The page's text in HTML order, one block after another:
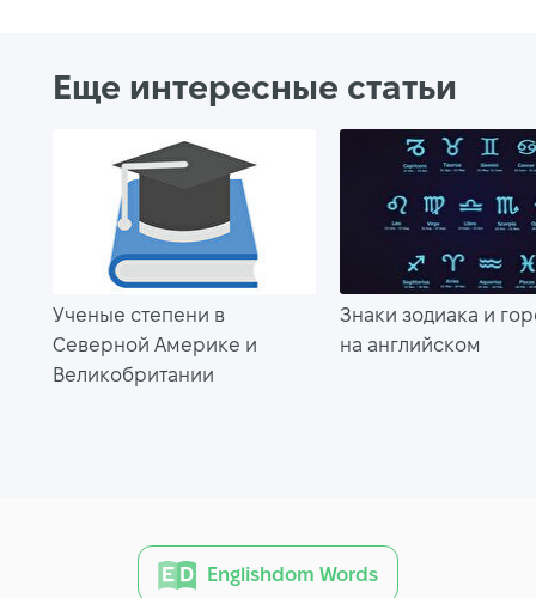
Еще интересные статьи
Ученые степени в
Северной Америке и
Великобритании
Знаки зодиака и
на английском
Englishdom Words